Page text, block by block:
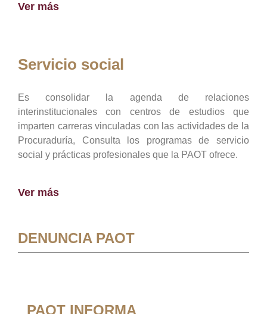
Ver más
Servicio social
Es consolidar la agenda de relaciones
interinstitucionales con centros de estudios que
imparten carreras vinculadas con las actividades de la
Procuraduría, Consulta los programas de servicio
social y prácticas profesionales que la PAOT ofrece.
Ver más
DENUNCIA PAOT
PAOT INFORMA